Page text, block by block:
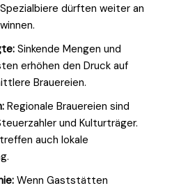
dürften weiter an
Sinkende Mengen und
erhöhen den Druck auf
Brauereien.
Regionale Brauereien sind
und Kulturträger.
auch lokale
Wenn Gaststätten